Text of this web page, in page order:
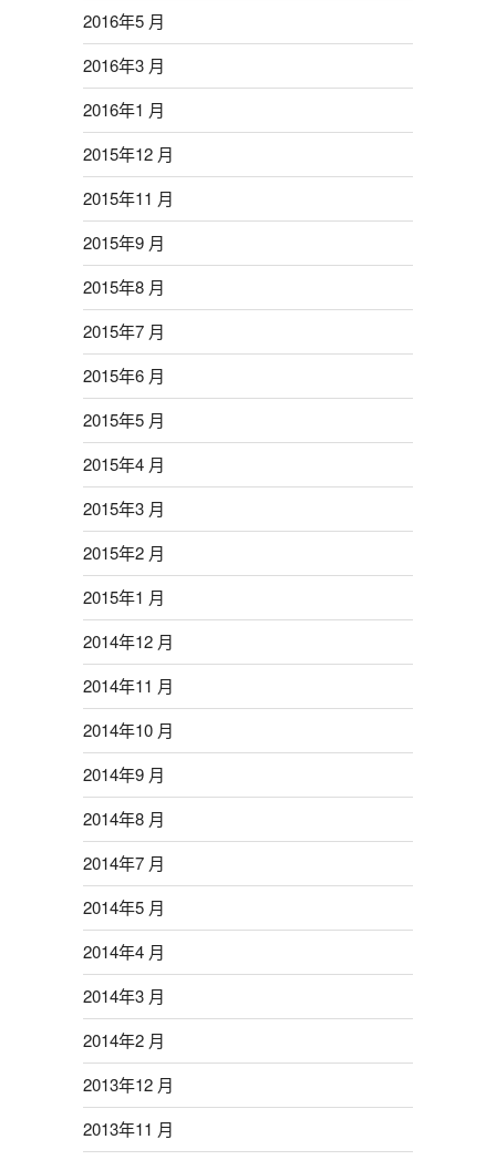
2016年5 月
2016年3 月
2016年1 月
2015年12 月
2015年11 月
2015年9 月
2015年8 月
2015年7 月
2015年6 月
2015年5 月
2015年4 月
2015年3 月
2015年2 月
2015年1 月
2014年12 月
2014年11 月
2014年10 月
2014年9 月
2014年8 月
2014年7 月
2014年5 月
2014年4 月
2014年3 月
2014年2 月
2013年12 月
2013年11 月